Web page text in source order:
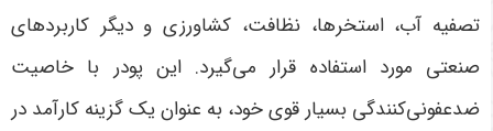
تصفیه آب، استخرها، نظافت، کشاورزی و دیگر کاربردهای
صنعتی مورد استفاده قرار می‌گیرد. این پودر با خاصیت
ضدعفونی‌کنندگی بسیار قوی خود، به عنوان یک گزینه کارآمد در